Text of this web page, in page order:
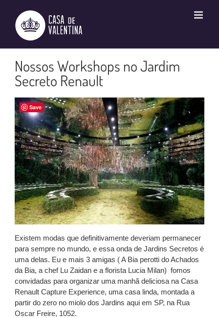
conteúdo
Nossos Workshops no Jardim
Secreto Renault
Existem modas que definitivamente deveriam permanecer
para sempre no mundo, e essa onda de Jardins Secretos é
uma delas. Eu e mais 3 amigas ( A Bia perotti do Achados
da Bia, a chef Lu Zaidan e a florista Lucia Milan) fomos
convidadas para organizar uma manhã deliciosa na Casa
Renault Capture Experience, uma casa linda, montada a
partir do zero no miolo dos Jardins aqui em SP, na Rua
Oscar Freire, 1052.
Save